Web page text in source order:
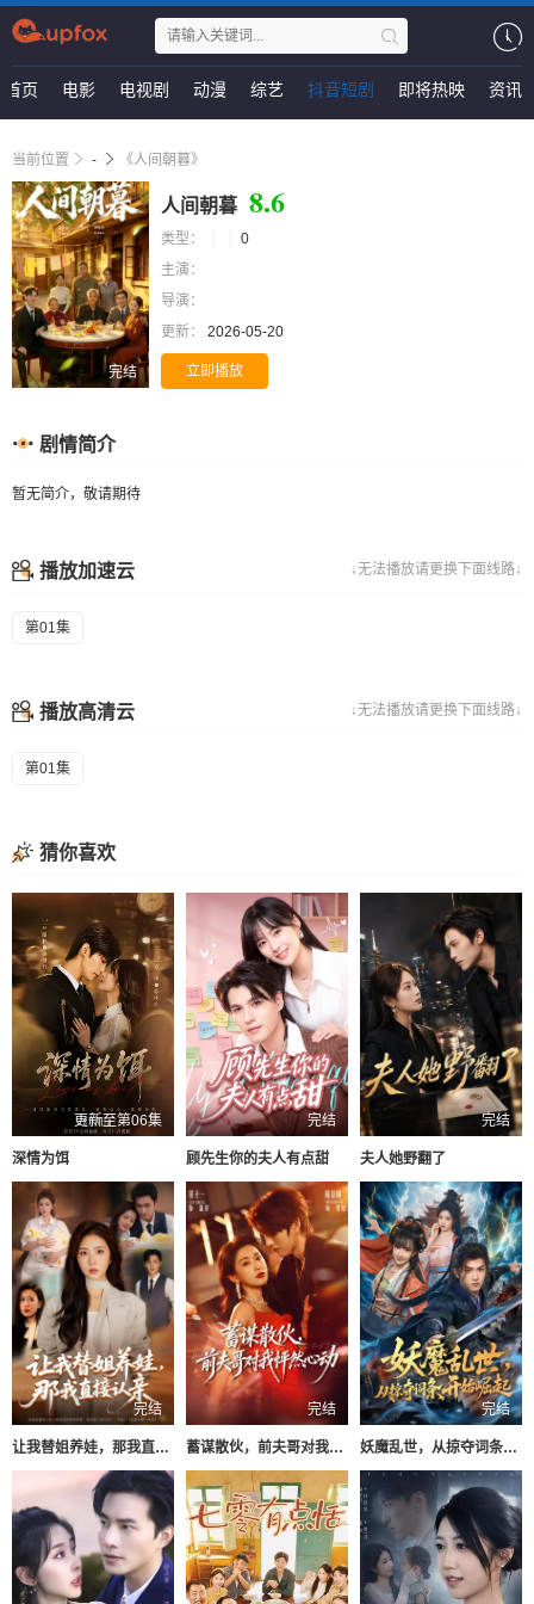
首页 电影 电视剧 动漫 综艺 抖音短剧 即将热映 资讯
当前位置 - 《人间朝暮》
完结
人间朝暮 8.6
类型：
0
主演：
导演：
更新：
2026-05-20
立即播放
剧情简介
暂无简介，敬请期待
↓无法播放请更换下面线路↓
播放加速云
第01集
↓无法播放请更换下面线路↓
播放高清云
第01集
猜你喜欢
更新至第06集
深情为饵
完结
顾先生你的夫人有点甜
完结
夫人她野翻了
完结
让我替姐养娃，那我直接认亲
完结
蓄谋散伙，前夫哥对我怦然心动
完结
妖魔乱世，从掠夺词条开始崛起